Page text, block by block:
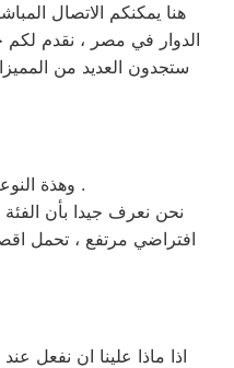
هنا يمكنكم الاتصال
الدوار في مصر ، نقدم لكم
ستجدون العديد من
وهذة النوعية وجدنا اغلبها يفتقر لأبسط اساسيات وقواعد التعامل مع اجهزة ومنتجات مركز خدمة صيانة ديب فريزر توشيبا كفر الدوار وهي المهنية و قطع الغيار الاصلية .
نحن نعرف جيدا بأن
افتراضي مرتفع ، تحمل
اذا ماذا علينا ان نفعل